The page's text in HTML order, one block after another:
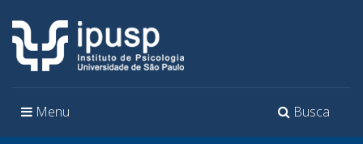
Toggle
Busca
Toggle
Menu